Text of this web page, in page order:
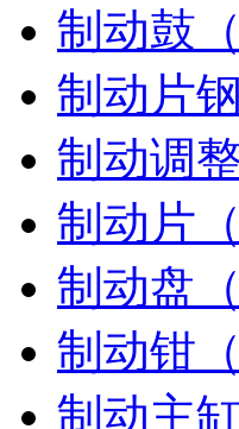
制动鼓（
制动片
制动调
制动片（
制动盘（
制动钳（
制动主